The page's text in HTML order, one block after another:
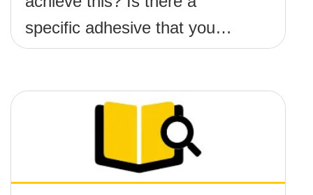
specific adhesive that you
recommend?